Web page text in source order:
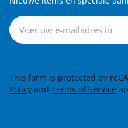
Nieuwsbrief
This form is protected by
Policy and Terms of Service